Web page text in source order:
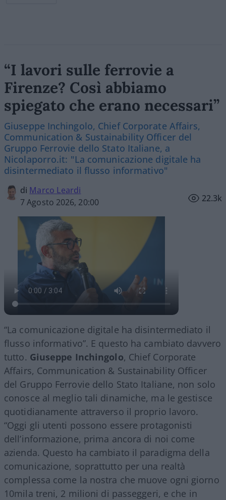
“I lavori sulle ferrovie a
Firenze? Così abbiamo
spiegato che erano necessari”
Giuseppe Inchingolo, Chief Corporate Affairs,
Communication & Sustainability Officer del
Gruppo Ferrovie dello Stato Italiane, a
Nicolaporro.it: "La comunicazione digitale ha
disintermediato il flusso informativo"
di Marco Leardi
7 Agosto 2026, 20:00
22.3k
“La comunicazione digitale ha disintermediato il
flusso informativo”. E questo ha cambiato davvero
tutto. Giuseppe Inchingolo, Chief Corporate
Affairs, Communication & Sustainability Officer
del Gruppo Ferrovie dello Stato Italiane, non solo
conosce al meglio tali dinamiche, ma le gestisce
quotidianamente attraverso il proprio lavoro.
“Oggi gli utenti possono essere protagonisti
dell’informazione, prima ancora di noi come
azienda. Questo ha cambiato il paradigma della
comunicazione, soprattutto per una realtà
complessa come la nostra che muove ogni giorno
10mila treni, 2 milioni di passeggeri, e che in